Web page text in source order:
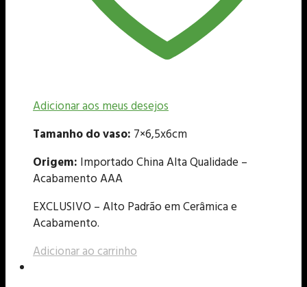
Adicionar aos meus desejos
Tamanho do vaso: 7×6,5x6cm
Origem: Importado China Alta Qualidade –
Acabamento AAA
EXCLUSIVO – Alto Padrão em Cerâmica e
Acabamento.
Adicionar ao carrinho